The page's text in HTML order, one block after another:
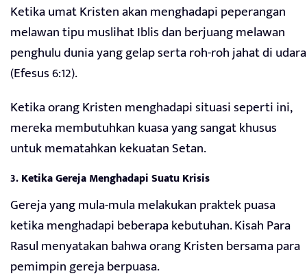
Ketika umat Kristen akan menghadapi peperangan
melawan tipu muslihat Iblis dan berjuang melawan
penghulu dunia yang gelap serta roh-roh jahat di udara
(Efesus 6:12).
Ketika orang Kristen menghadapi situasi seperti ini,
mereka membutuhkan kuasa yang sangat khusus
untuk mematahkan kekuatan Setan.
3.Ketika Gereja Menghadapi Suatu Krisis
Gereja yang mula-mula melakukan praktek puasa
ketika menghadapi beberapa kebutuhan. Kisah Para
Rasul menyatakan bahwa orang Kristen bersama para
pemimpin gereja berpuasa.